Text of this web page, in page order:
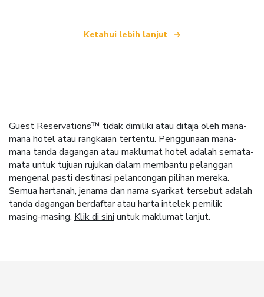
Ketahui lebih lanjut
Guest Reservations™ tidak dimiliki atau ditaja oleh mana-
mana hotel atau rangkaian tertentu. Penggunaan mana-
mana tanda dagangan atau maklumat hotel adalah semata-
mata untuk tujuan rujukan dalam membantu pelanggan
mengenal pasti destinasi pelancongan pilihan mereka.
Semua hartanah, jenama dan nama syarikat tersebut adalah
tanda dagangan berdaftar atau harta intelek pemilik
masing-masing. Klik di sini untuk maklumat lanjut.